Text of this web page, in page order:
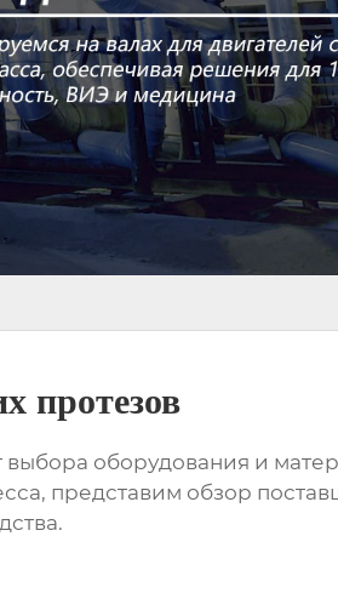
протезов
выбора оборудования и
представим обзор